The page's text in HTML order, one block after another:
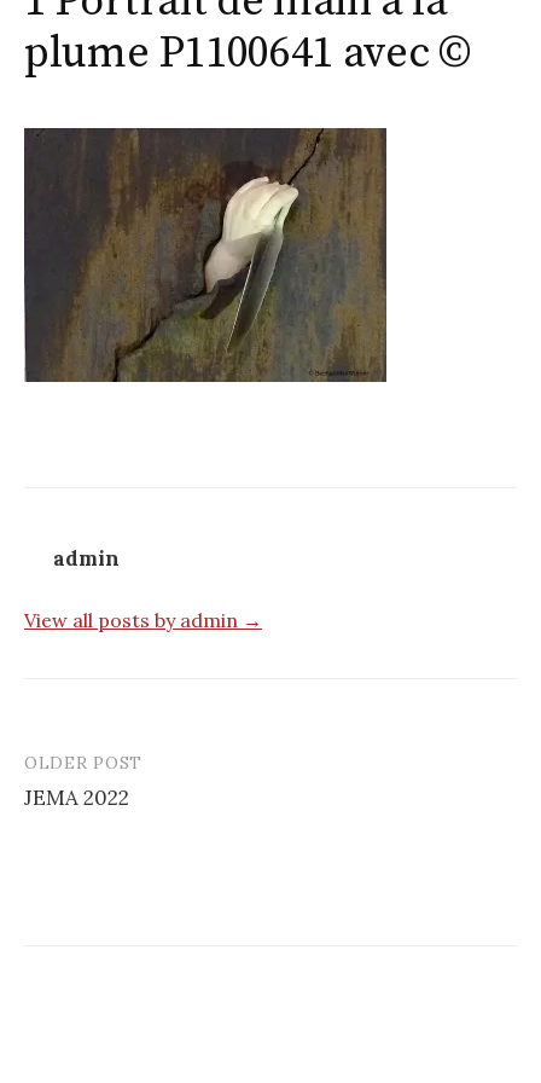
plume P1100641 avec ©
admin
View all posts by admin →
Post
navigation
OLDER POST
JEMA 2022